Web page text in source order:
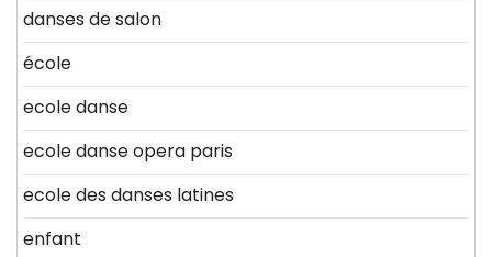
danses de salon
école
ecole danse
ecole danse opera paris
ecole des danses latines
enfant